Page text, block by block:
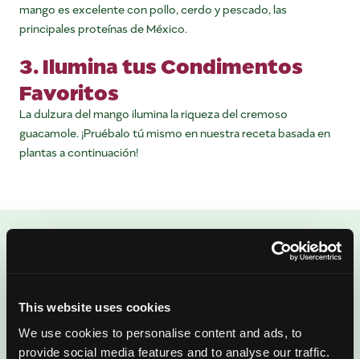
This website uses cookies
We use cookies to personalise content and ads, to
provide social media features and to analyse our traffic.
mango es excelente con pollo, cerdo y pescado, las
principales proteínas de México.
3. Ilumina tus Condimentos
Favoritos
La dulzura del mango ilumina la riqueza del cremoso
guacamole. ¡Pruébalo tú mismo en nuestra receta basada en
plantas a continuación!
There’s More Where
That Came From